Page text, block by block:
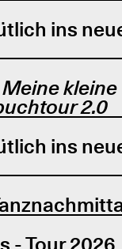
ins
Meine kleine
2.0
ins
- Tour 2026